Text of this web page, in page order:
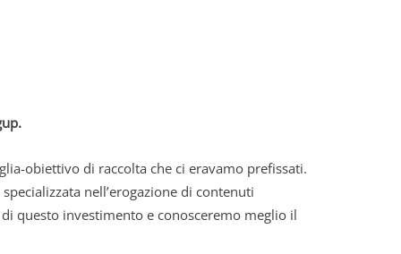
obiettivo di raccolta che ci eravamo prefissati.
nell’erogazione di contenuti
questo investimento e conosceremo meglio il